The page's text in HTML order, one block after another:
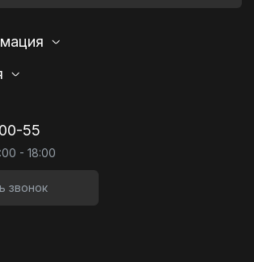
55
- 18:00
звонок